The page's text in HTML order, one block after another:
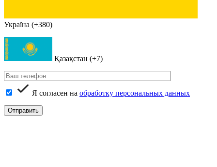
Україна (+380)
Қазақстан (+7)
Я согласен на обработку персональных данных